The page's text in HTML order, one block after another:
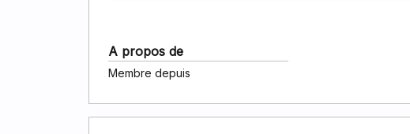
A propos de
Membre depuis